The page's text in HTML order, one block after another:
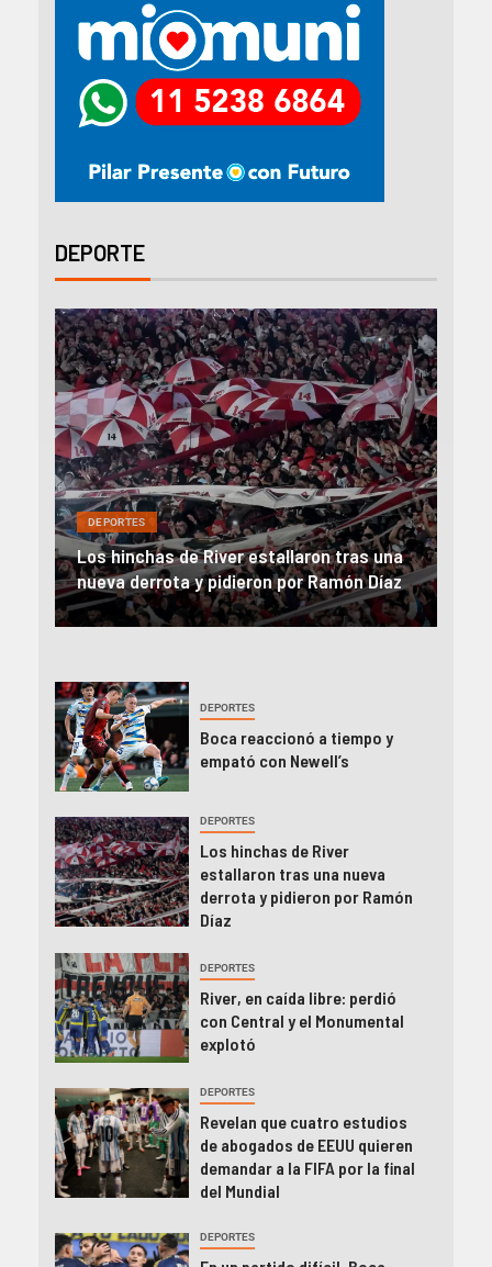
DEPORTE
DEPORTES
River, en caída libre: perdió con Central y
el Monumental explotó
DEPORTES
Boca reaccionó a tiempo y
empató con Newell’s
DEPORTES
Los hinchas de River
estallaron tras una nueva
derrota y pidieron por Ramón
Díaz
DEPORTES
River, en caída libre: perdió
con Central y el Monumental
explotó
DEPORTES
Revelan que cuatro estudios
de abogados de EEUU quieren
demandar a la FIFA por la final
del Mundial
DEPORTES